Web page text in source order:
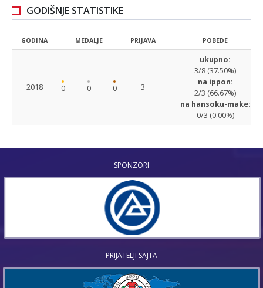
GODIŠNJE STATISTIKE
GODINA MEDALJE PRIJAVA POBEDE
2018 0 0 0 3
ukupno:
3/8 (37.50%)
na ippon:
2/3 (66.67%)
na hansoku-make:
0/3 (0.00%)
SPONZORI
PRIJATELJI SAJTA